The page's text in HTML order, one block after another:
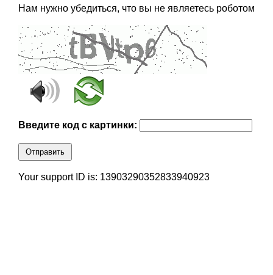
Нам нужно убедиться, что вы не являетесь роботом
Введите код с картинки:
Отправить
Your support ID is: 13903290352833940923